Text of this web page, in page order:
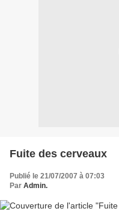
Fuite des cerveaux
Publié le 21/07/2007 à 07:03
Par Admin.